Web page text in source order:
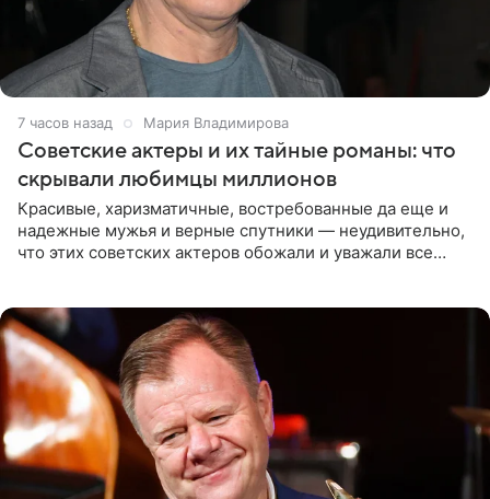
7 часов назад Мария Владимирова
Советские актеры и их тайные романы: что
скрывали любимцы миллионов
Красивые, харизматичные, востребованные да еще и
надежные мужья и верные спутники — неудивительно,
что этих советских актеров обожали и уважали все